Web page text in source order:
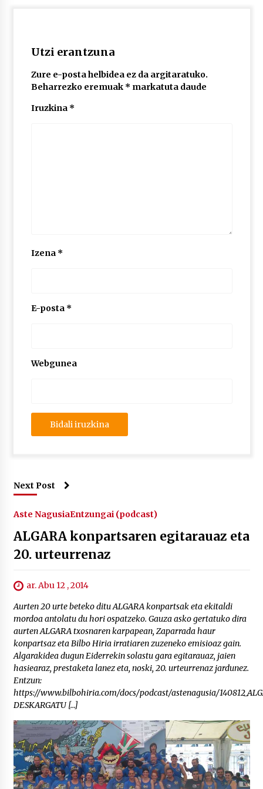
2026/07/02
Utzi erantzuna
Zure e-posta helbidea ez da argitaratuko.
Beharrezko eremuak * markatuta daude
Iruzkina *
Izena *
E-posta *
Webgunea
Next Post
Aste NagusiaEntzungai (podcast)
ALGARA konpartsaren egitarauaz eta
20. urteurrenaz
ar. Abu 12 , 2014
Aurten 20 urte beteko ditu ALGARA konpartsak eta ekitaldi
mordoa antolatu du hori ospatzeko. Gauza asko gertatuko dira
aurten ALGARA txosnaren karpapean, Zaparrada haur
konpartsaz eta Bilbo Hiria irratiaren zuzeneko emisioaz gain.
Algarakidea dugun Eiderrekin solastu gara egitarauaz, jaien
hasiearaz, prestaketa lanez eta, noski, 20. urteurrenaz jardunez.
Entzun:
https://www.bilbohiria.com/docs/podcast/astenagusia/
DESKARGATU […]